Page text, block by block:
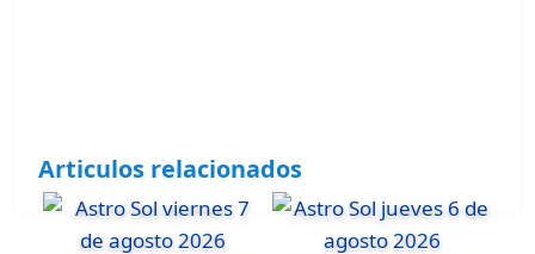
Articulos relacionados